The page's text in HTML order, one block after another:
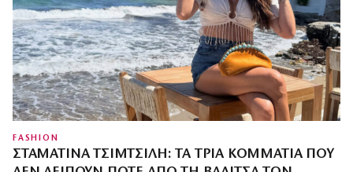
FASHION
ΣΤΑΜΑΤΊΝΑ ΤΣΙΜΤΣΙΛΉ: ΤΑ ΤΡΊΑ ΚΟΜΜΆΤΙΑ ΠΟΥ